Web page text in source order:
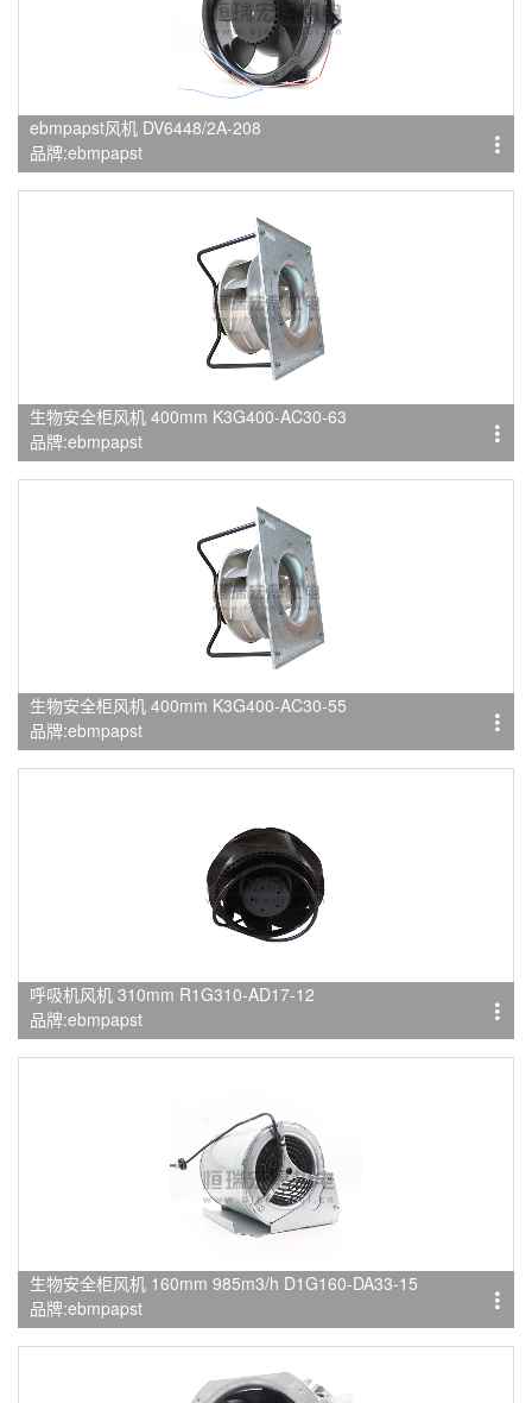
ebmpapst风机 DV6448/2A-208
品牌:ebmpapst
生物安全柜风机 400mm K3G400-AC30-63
品牌:ebmpapst
生物安全柜风机 400mm K3G400-AC30-55
品牌:ebmpapst
呼吸机风机 310mm R1G310-AD17-12
品牌:ebmpapst
生物安全柜风机 160mm 985m3/h D1G160-DA33-15
品牌:ebmpapst